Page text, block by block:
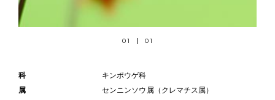
01 01
科
キンポウゲ科
属
センニンソウ属（クレマチス属）